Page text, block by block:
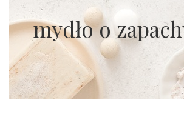
mydło o